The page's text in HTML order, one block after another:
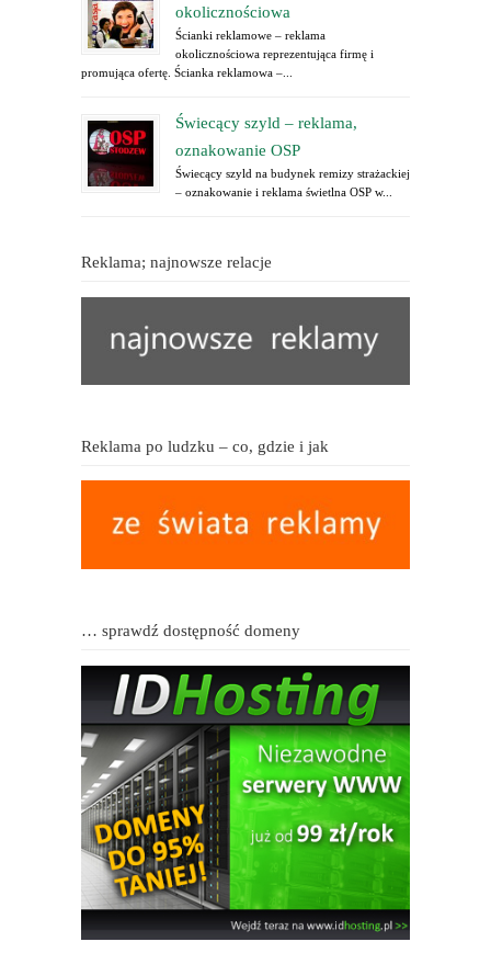
okolicznościowa
Ścianki reklamowe – reklama
okolicznościowa reprezentująca firmę i
promująca ofertę. Ścianka reklamowa –...
Świecący szyld – reklama,
oznakowanie OSP
Świecący szyld na budynek remizy strażackiej
– oznakowanie i reklama świetlna OSP w...
Reklama; najnowsze relacje
Reklama po ludzku – co, gdzie i jak
… sprawdź dostępność domeny